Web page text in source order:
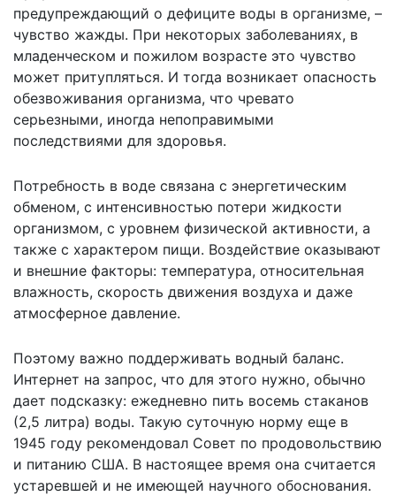
предупреждающий о дефиците воды в организме, –
чувство жажды. При некоторых заболеваниях, в
младенческом и пожилом возрасте это чувство
может притупляться. И тогда возникает опасность
обезвоживания организма, что чревато
серьезными, иногда непоправимыми
последствиями для здоровья.
Потребность в воде связана с энергетическим
обменом, с интенсивностью потери жидкости
организмом, с уровнем физической активности, а
также с характером пищи. Воздействие оказывают
и внешние факторы: температура, относительная
влажность, скорость движения воздуха и даже
атмосферное давление.
Поэтому важно поддерживать водный баланс.
Интернет на запрос, что для этого нужно, обычно
дает подсказку: ежедневно пить восемь стаканов
(2,5 литра) воды. Такую суточную норму еще в
1945 году рекомендовал Совет по продовольствию
и питанию США. В настоящее время она считается
устаревшей и не имеющей научного обоснования.